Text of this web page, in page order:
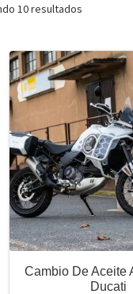
10 resultados
Cambio De Aceite
Ducati